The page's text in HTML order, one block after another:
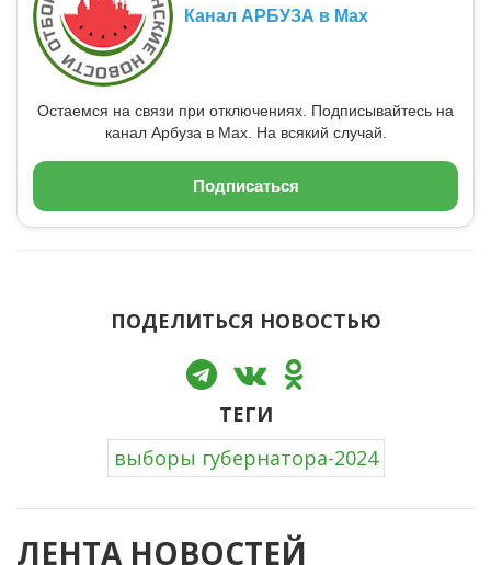
Канал АРБУЗА в Max
Остаемся на связи при отключениях. Подписывайтесь на
канал Арбуза в Max. На всякий случай.
Подписаться
ПОДЕЛИТЬСЯ НОВОСТЬЮ
ТЕГИ
выборы губернатора-2024
ЛЕНТА НОВОСТЕЙ